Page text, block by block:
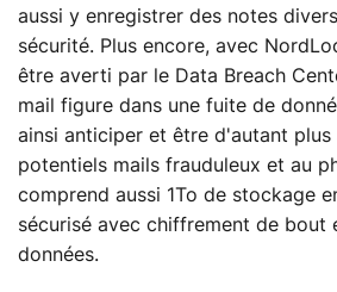
aussi y enregistrer des notes
sécurité. Plus encore, avec
être averti par le Data Breach
mail figure dans une fuite de
ainsi anticiper et être d'autant
potentiels mails frauduleux et au
comprend aussi 1To de stockage
sécurisé avec chiffrement de bout
données.